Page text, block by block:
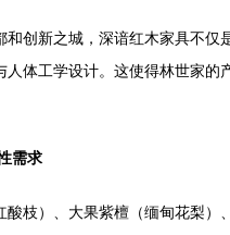
创新之城，深谙红木家具不
体工学设计。这使得林世家
需求
酸枝）、大果紫檀（缅甸花梨